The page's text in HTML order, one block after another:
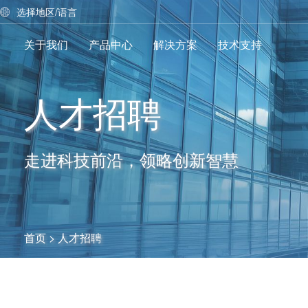
选择地区/语言
关于我们 产品中心 解决方案 技术支持
人才招聘
走进科技前沿，领略创新智慧
首页 > 人才招聘